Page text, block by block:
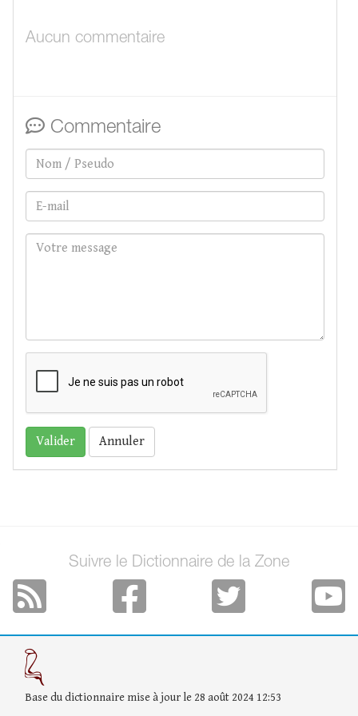
Aucun commentaire
Commentaire
Annuler
Suivre le Dictionnaire de la Zone
Base du dictionnaire mise à jour le 28 août 2024 12:53